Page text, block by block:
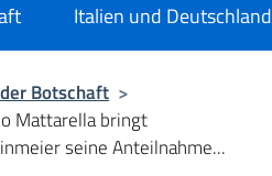
Italien und Deutschland
Botschaft >
Mattarella bringt
seine Anteilnahme...